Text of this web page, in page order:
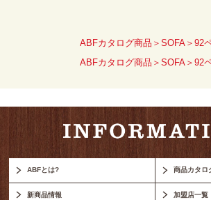
ABFカタログ商品＞SOFA＞92
ABFカタログ商品＞SOFA＞92
ABFとは? 商品カタロ
新商品情報 加盟店一覧